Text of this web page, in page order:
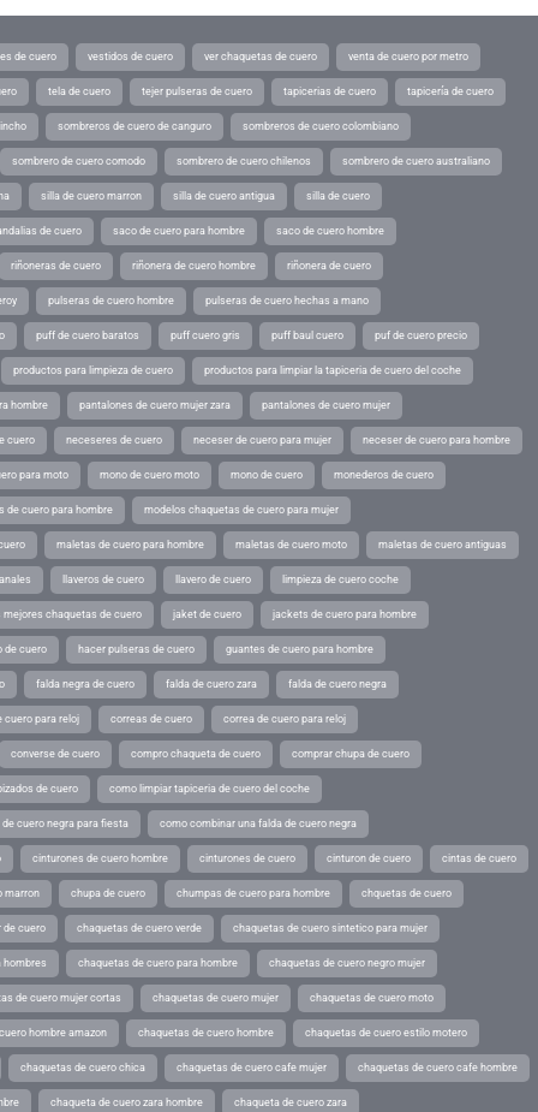
de cuero vestidos de cuero ver chaquetas de cuero venta de cuero por metro
tela de cuero tejer pulseras de cuero tapicerias de cuero tapicería de cuero
sombreros de cuero de canguro sombreros de cuero colombiano
sombrero de cuero comodo sombrero de cuero chilenos sombrero de cuero australiano
silla de cuero marron silla de cuero antigua silla de cuero
de cuero saco de cuero para hombre saco de cuero hombre
riñoneras de cuero riñonera de cuero hombre riñonera de cuero
pulseras de cuero hombre pulseras de cuero hechas a mano
puff de cuero baratos puff cuero gris puff baul cuero puf de cuero precio
productos para limpieza de cuero productos para limpiar la tapiceria de cuero del coche
hombre pantalones de cuero mujer zara pantalones de cuero mujer
cuero neceseres de cuero neceser de cuero para mujer neceser de cuero para hombre
para moto mono de cuero moto mono de cuero monederos de cuero
de cuero para hombre modelos chaquetas de cuero para mujer
maletas de cuero para hombre maletas de cuero moto maletas de cuero antiguas
llaveros de cuero llavero de cuero limpieza de cuero coche
mejores chaquetas de cuero jaket de cuero jackets de cuero para hombre
de cuero hacer pulseras de cuero guantes de cuero para hombre
falda negra de cuero falda de cuero zara falda de cuero negra
cuero para reloj correas de cuero correa de cuero para reloj
converse de cuero compro chaqueta de cuero comprar chupa de cuero
de cuero como limpiar tapiceria de cuero del coche
cuero negra para fiesta como combinar una falda de cuero negra
cinturones de cuero hombre cinturones de cuero cinturon de cuero cintas de cuero
marron chupa de cuero chumpas de cuero para hombre chquetas de cuero
de cuero chaquetas de cuero verde chaquetas de cuero sintetico para mujer
hombres chaquetas de cuero para hombre chaquetas de cuero negro mujer
de cuero mujer cortas chaquetas de cuero mujer chaquetas de cuero moto
hombre amazon chaquetas de cuero hombre chaquetas de cuero estilo motero
chaquetas de cuero chica chaquetas de cuero cafe mujer chaquetas de cuero cafe hombre
chaqueta de cuero zara hombre chaqueta de cuero zara